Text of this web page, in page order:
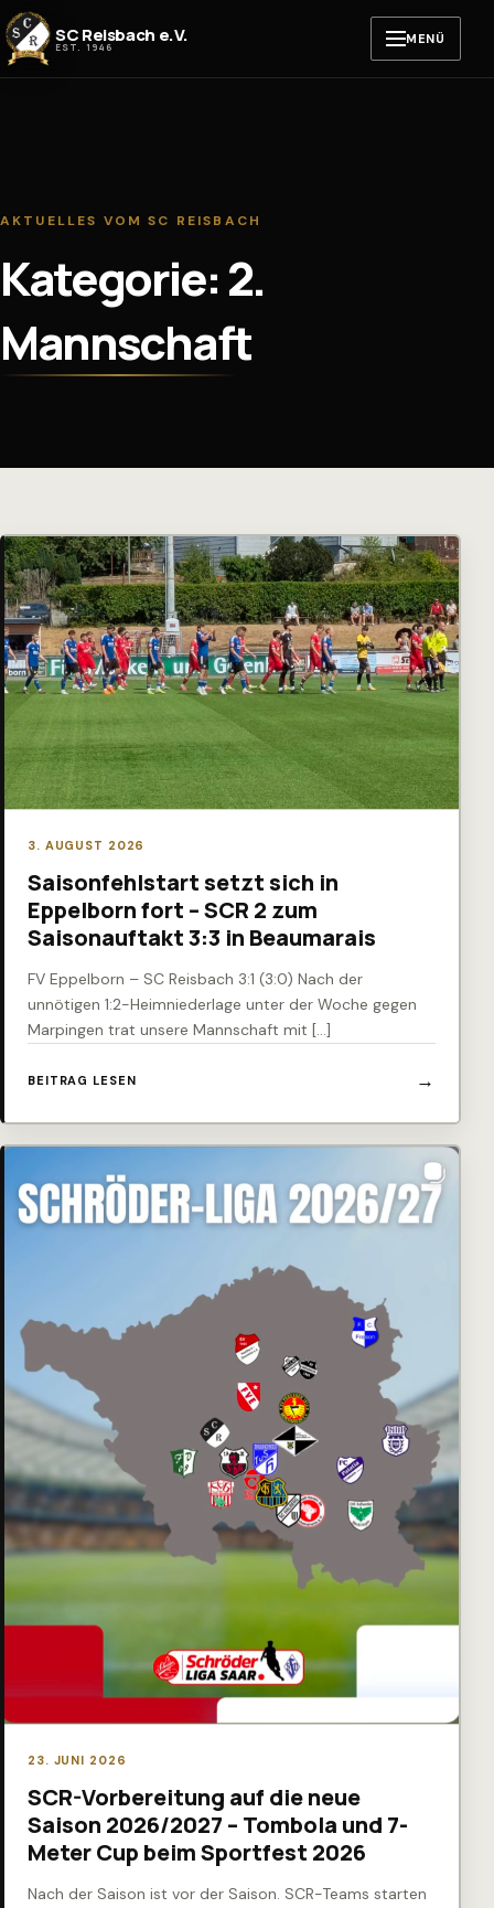
Zum Inhalt springen
SC Reisbach e.V.
EST. 1946 MENÜ
AKTUELLES VOM SC REISBACH
Kategorie: 2.
Mannschaft
3. AUGUST 2026
Saisonfehlstart setzt sich in
Eppelborn fort – SCR 2 zum
Saisonauftakt 3:3 in Beaumarais
FV Eppelborn – SC Reisbach 3:1 (3:0) Nach der
unnötigen 1:2-Heimniederlage unter der Woche gegen
Marpingen trat unsere Mannschaft mit […]
BEITRAG LESEN
23. JUNI 2026
SCR-Vorbereitung auf die neue
Saison 2026/2027 – Tombola und 7-
Meter Cup beim Sportfest 2026
Nach der Saison ist vor der Saison. SCR-Teams starten